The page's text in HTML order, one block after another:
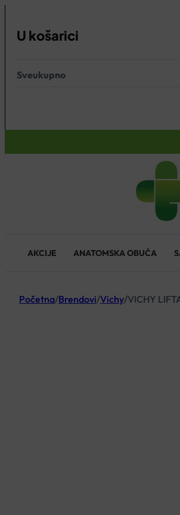
U košarici
Nema proizvoda u košarici.
Sveukupno
AKCIJE ANATOMSKA OBUĆA
Početna/Brendovi/Vichy/VICHY